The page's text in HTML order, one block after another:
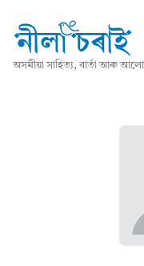
অসমীয়া সাহিত্য, বাৰ্তা আৰু